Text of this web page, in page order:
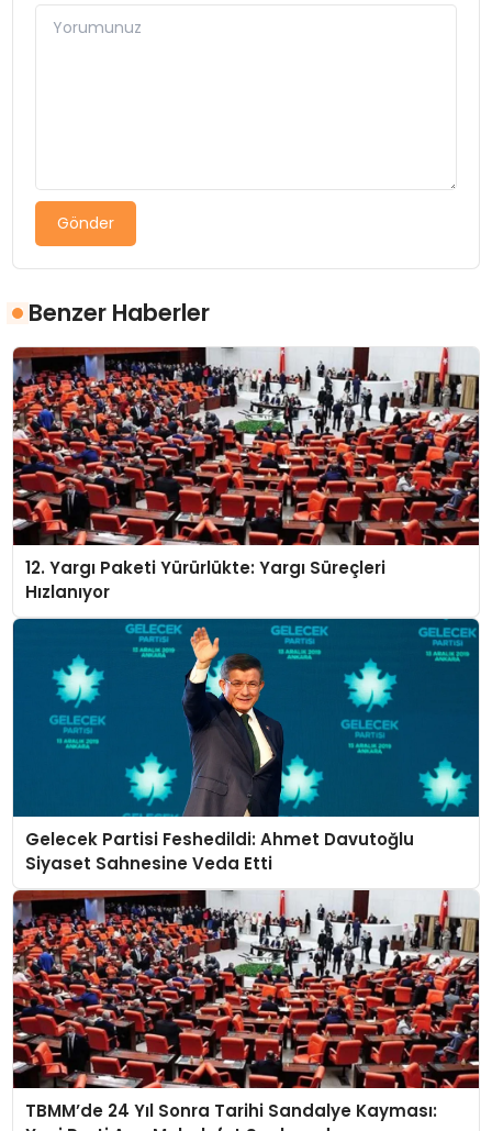
Gönder
Benzer Haberler
12. Yargı Paketi Yürürlükte: Yargı Süreçleri
Hızlanıyor
Gelecek Partisi Feshedildi: Ahmet Davutoğlu
Siyaset Sahnesine Veda Etti
TBMM’de 24 Yıl Sonra Tarihi Sandalye Kayması: